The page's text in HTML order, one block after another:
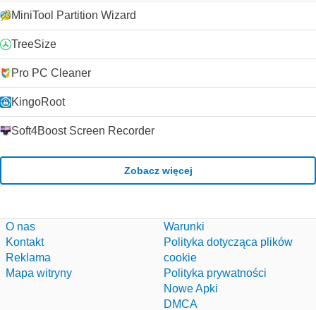
MiniTool Partition Wizard
TreeSize
Pro PC Cleaner
KingoRoot
Soft4Boost Screen Recorder
Zobacz więcej
O nas
Kontakt
Reklama
Mapa witryny
Warunki
Polityka dotycząca plików
cookie
Polityka prywatności
Nowe Apki
DMCA